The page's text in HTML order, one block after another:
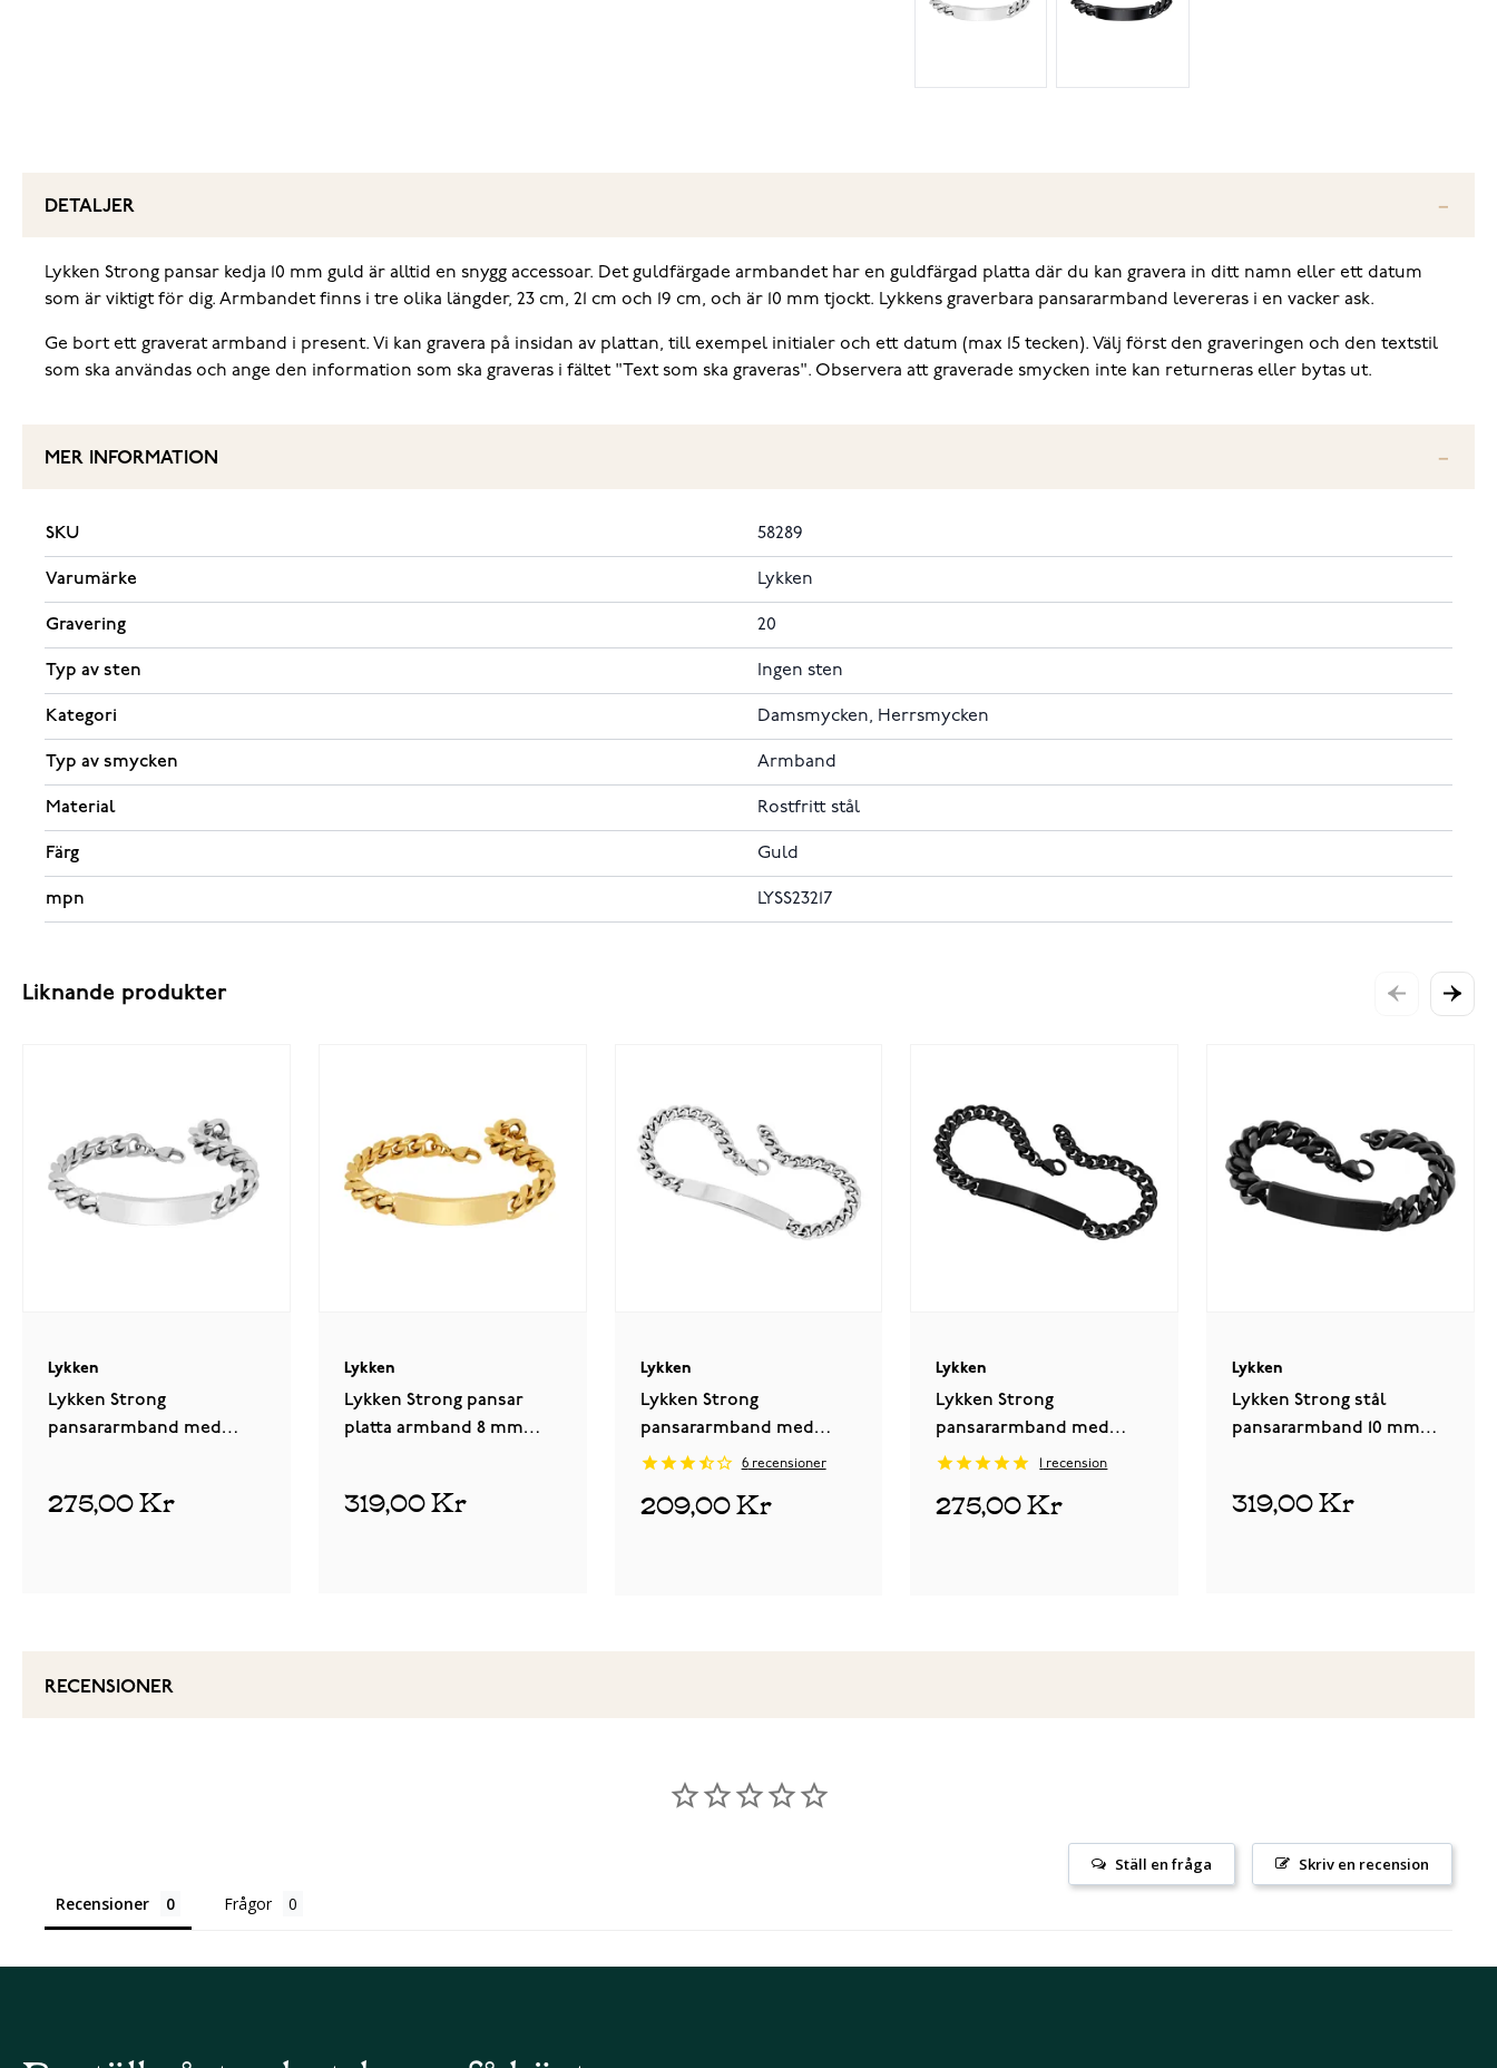
DETALJER
Lykken Strong pansar kedja 10 mm guld är alltid en snygg accessoar. Det guldfärgade armbandet har en guldfärgad platta där du kan gravera in ditt namn eller ett datum
som är viktigt för dig. Armbandet finns i tre olika längder, 23 cm, 21 cm och 19 cm, och är 10 mm tjockt. Lykkens graverbara pansararmband levereras i en vacker ask.
Ge bort ett graverat armband i present. Vi kan gravera på insidan av plattan, till exempel initialer och ett datum (max 15 tecken). Välj först den graveringen och den textstil
som ska användas och ange den information som ska graveras i fältet "Text som ska graveras". Observera att graverade smycken inte kan returneras eller bytas ut.
MER INFORMATION
SKU 58289
Varumärke Lykken
Gravering 20
Typ av sten Ingen sten
Kategori Damsmycken, Herrsmycken
Typ av smycken Armband
Material Rostfritt stål
Färg Guld
mpn LYSS23217
Liknande produkter
Lykken
Lykken Strong
pansararmband med
275,00 Kr
Lykken
Lykken Strong pansar
platta armband 8 mm
319,00 Kr
Lykken
Lykken Strong
pansararmband med
platta 6 mm silverfärgat
6recensioner
209,00 Kr
Lykken
Lykken Strong
pansararmband med
platta 6 mm svartrecension
275,00 Kr
Lykken
Lykken Strong stål
pansararmband 10 mm
319,00 Kr
RECENSIONER
Skriv en recension
Ställ en fråga
Recensioner Frågor